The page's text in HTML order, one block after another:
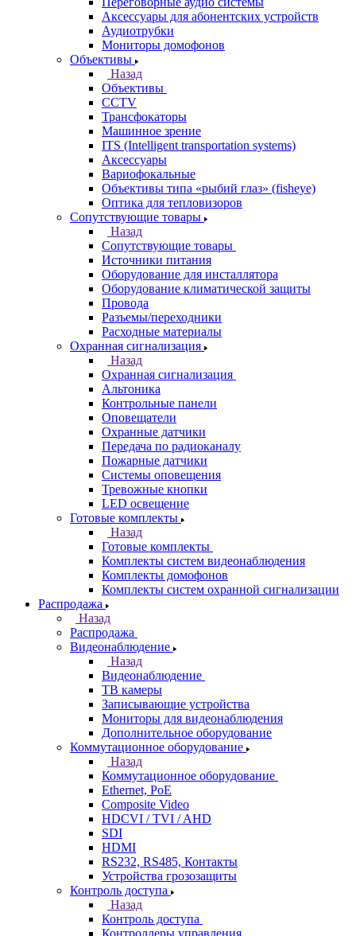
Аксессуары для абонентских устройств
Аудиотрубки
Мониторы домофонов
Объективы
Назад
Объективы
CCTV
Трансфокаторы
Машинное зрение
ITS (Intelligent transportation systems)
Аксессуары
Вариофокальные
Объективы типа «рыбий глаз» (fisheye)
Оптика для тепловизоров
Сопутствующие товары
Назад
Сопутствующие товары
Источники питания
Оборудование для инсталлятора
Оборудование климатической защиты
Провода
Разъемы/переходники
Расходные материалы
Охранная сигнализация
Назад
Охранная сигнализация
Альтоника
Контрольные панели
Оповещатели
Охранные датчики
Передача по радиоканалу
Пожарные датчики
Системы оповещения
Тревожные кнопки
LED освещение
Готовые комплекты
Назад
Готовые комплекты
Комплекты систем видеонаблюдения
Комплекты домофонов
Комплекты систем охранной сигнализации
Распродажа
Назад
Распродажа
Видеонаблюдение
Назад
Видеонаблюдение
ТВ камеры
Записывающие устройства
Мониторы для видеонаблюдения
Дополнительное оборудование
Коммутационное оборудование
Назад
Коммутационное оборудование
Ethernet, PoE
Composite Video
HDCVI / TVI / AHD
SDI
HDMI
RS232, RS485, Контакты
Устройства грозозащиты
Контроль доступа
Назад
Контроль доступа
Контроллеры управления